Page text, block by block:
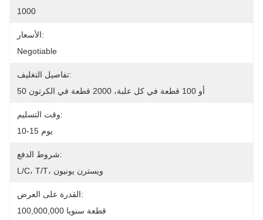
1000
الأسعار:
Negotiable
تفاصيل التغليف:
50 أو 100 قطعة في كل علبة، 2000 قطعة في الكرتون
وقت التسليم:
10-15 يوم
شروط الدفع:
L/C، T/T، ويسترن يونيون
القدرة على العرض:
100,000,000 قطعة سنويا